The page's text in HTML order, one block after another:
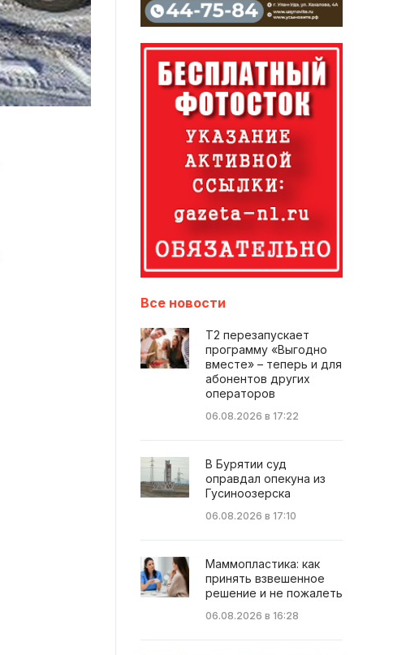
Все новости
Т2 перезапускает
программу «Выгодно
вместе» – теперь и для
абонентов других
операторов
06.08.2026 в 17:22
В Бурятии суд
оправдал опекуна из
Гусиноозерска
06.08.2026 в 17:10
Маммопластика: как
принять взвешенное
решение и не пожалеть
06.08.2026 в 16:28